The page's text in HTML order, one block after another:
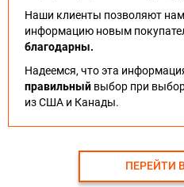
Наши клиенты позволяют
информацию новым
благодарны.
Надеемся, что эта
правильный выбор при
из США и Канады.
ПЕРЕЙТИ